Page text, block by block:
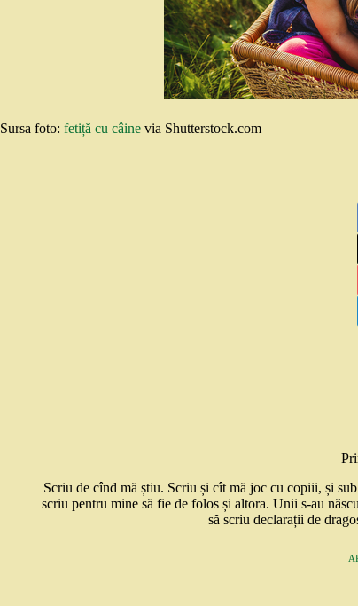
Sursa foto: fetiță cu câine via Shutterstock.com
Scriu de cînd mă știu. Scriu și cît mă joc cu copiii, și
scriu pentru mine să fie de folos și altora. Unii s-au
să scriu declarații de